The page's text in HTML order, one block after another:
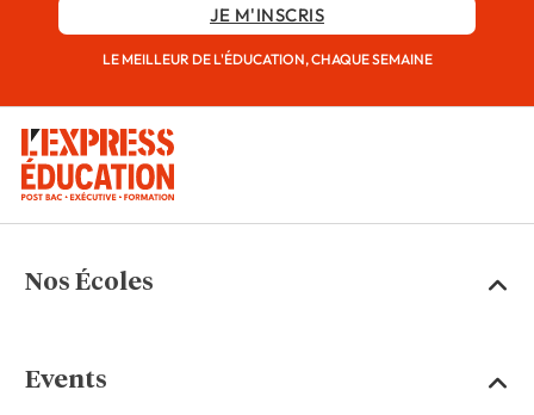
JE M'INSCRIS
LE MEILLEUR DE L'ÉDUCATION, CHAQUE SEMAINE
Nos Écoles
Events